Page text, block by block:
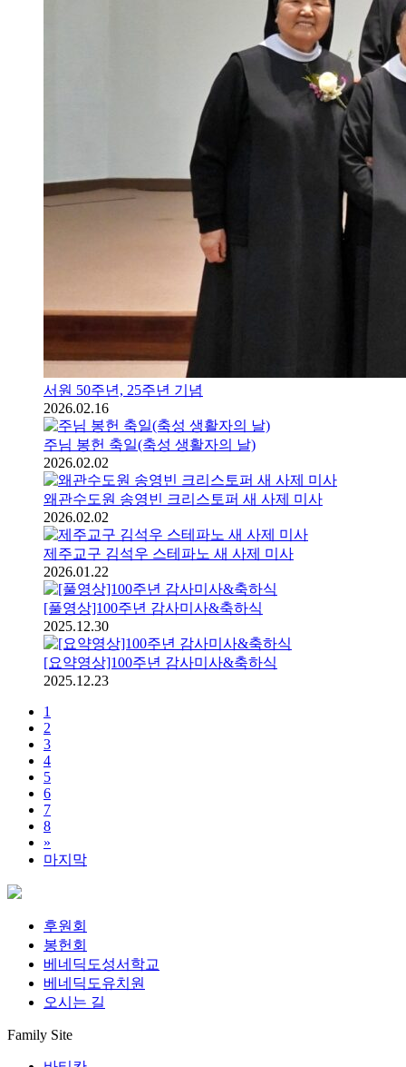
서원 50주년, 25주년 기념
2026.02.16
주님 봉헌 축일(축성 생활자의 날)
2026.02.02
왜관수도원 송영빈 크리스토퍼 새 사제 미사
2026.02.02
제주교구 김석우 스테파노 새 사제 미사
2026.01.22
[풀영상]100주년 감사미사&축하식
2025.12.30
[요약영상]100주년 감사미사&축하식
2025.12.23
1
2
3
4
5
6
7
8
»
마지막
후원회
봉헌회
베네딕도성서학교
베네딕도유치원
오시는 길
Family Site